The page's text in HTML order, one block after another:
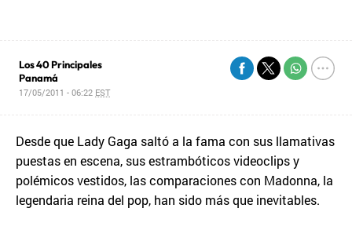
Los 40 Principales
Panamá
17/05/2011 - 06:22 EST
Desde que Lady Gaga saltó a la fama con sus llamativas
puestas en escena, sus estrambóticos videoclips y
polémicos vestidos, las comparaciones con Madonna, la
legendaria reina del pop, han sido más que inevitables.